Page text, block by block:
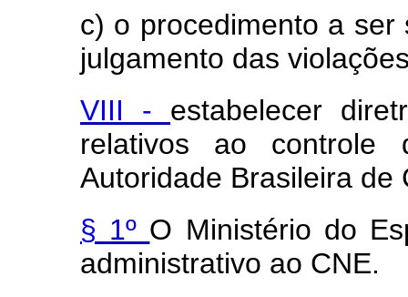
c) o procedimento a ser
julgamento das
VIII - estabelecer
relativos ao controle
Autoridade Brasileira de
§ 1º O Ministério do
administrativo ao CNE.